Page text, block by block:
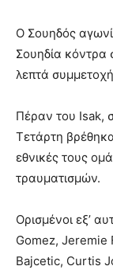
Ο Σουηδός
Σουηδία κόντρα
λεπτά
Πέραν του Isak,
Τετάρτη
εθνικές τους
τραυματισμών.
Ορισμένοι εξ’
Gomez, Jeremie
Bajcetic, Curtis